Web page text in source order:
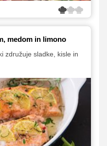
medom in limono
združuje sladke, kisle in